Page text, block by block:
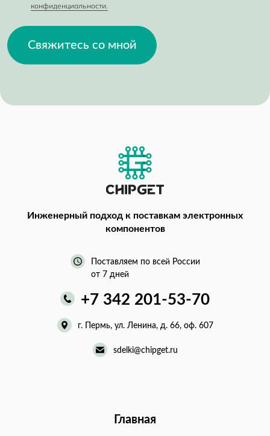
конфиденциальности.
Свяжитесь со мной
Инженерный подход к поставкам электронных
компонентов
Поставляем по всей России
от 7 дней
+7 342 201-53-70
г. Пермь, ул. Ленина, д. 66, оф. 607
sdelki@chipget.ru
Главная